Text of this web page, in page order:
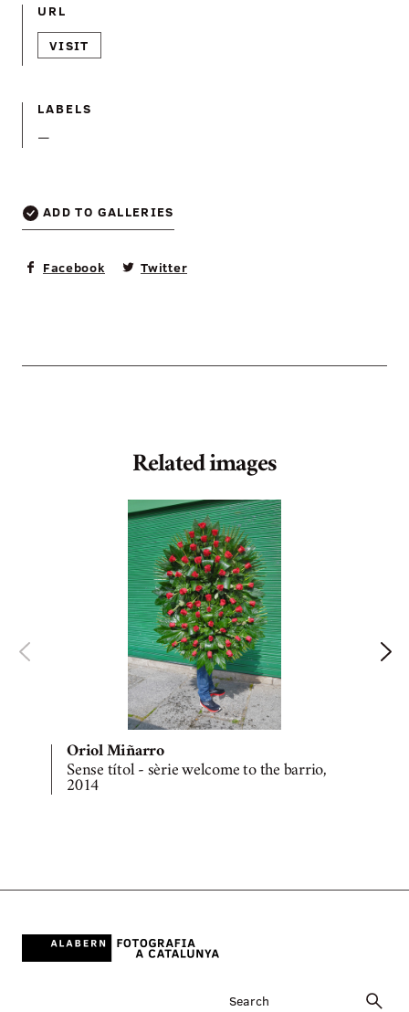
URL
VISIT
LABELS
—
ADD TO GALLERIES
Facebook Twitter
Related images
Oriol Miñarro
Sense títol - sèrie welcome to the barrio,
2014